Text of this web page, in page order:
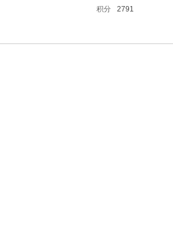
积分
2791